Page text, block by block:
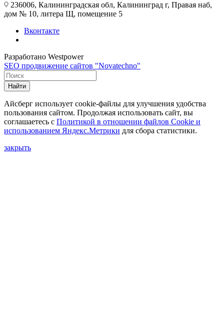
236006, Калининградская обл, Калининград г, Правая наб,
дом № 10, литера Щ, помещение 5
Вконтакте
Разработано Westpower
SEO продвижение сайтов "Novatechno"
Найти
Айсберг использует cookie-файлы для улучшения удобства
пользования сайтом. Продолжая использовать сайт, вы
соглашаетесь с Политикой в отношении файлов Сookie и
использованием Яндекс.Метрики для сбора статистики.
закрыть